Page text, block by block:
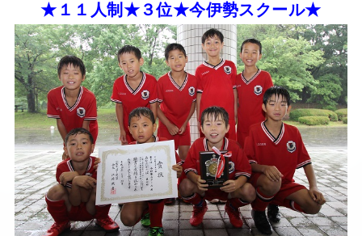
★１１人制★３位★今伊勢スクール★